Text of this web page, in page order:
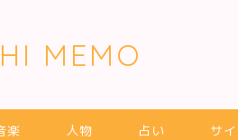
MEMO
楽 人物 占い サ